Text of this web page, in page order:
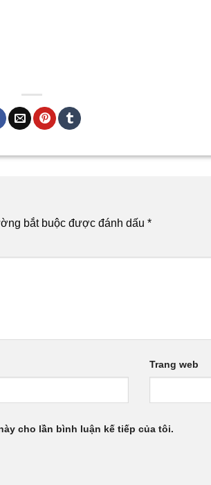
bắt buộc được đánh dấu *
Trang web
cho lần bình luận kế tiếp của tôi.